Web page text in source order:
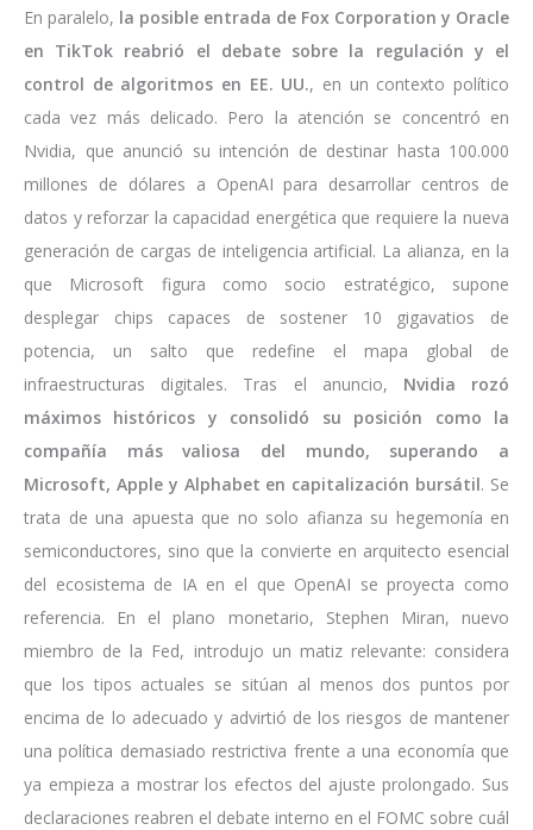
En paralelo, la posible entrada de Fox Corporation y Oracle
en TikTok reabrió el debate sobre la regulación y el
control de algoritmos en EE. UU., en un contexto político
cada vez más delicado. Pero la atención se concentró en
Nvidia, que anunció su intención de destinar hasta 100.000
millones de dólares a OpenAI para desarrollar centros de
datos y reforzar la capacidad energética que requiere la nueva
generación de cargas de inteligencia artificial. La alianza, en la
que Microsoft figura como socio estratégico, supone
desplegar chips capaces de sostener 10 gigavatios de
potencia, un salto que redefine el mapa global de
infraestructuras digitales. Tras el anuncio,
Nvidia rozó
máximos históricos y consolidó su posición como la
compañía más valiosa del mundo, superando a
Microsoft, Apple y Alphabet en capitalización bursátil. Se
trata de una apuesta que no solo afianza su hegemonía en
semiconductores, sino que la convierte en arquitecto esencial
del ecosistema de IA en el que OpenAI se proyecta como
referencia. En el plano monetario, Stephen Miran, nuevo
miembro de la Fed, introdujo un matiz relevante: considera
que los tipos actuales se sitúan al menos dos puntos por
encima de lo adecuado y advirtió de los riesgos de mantener
una política demasiado restrictiva frente a una economía que
ya empieza a mostrar los efectos del ajuste prolongado. Sus
declaraciones reabren el debate interno en el FOMC sobre cuál